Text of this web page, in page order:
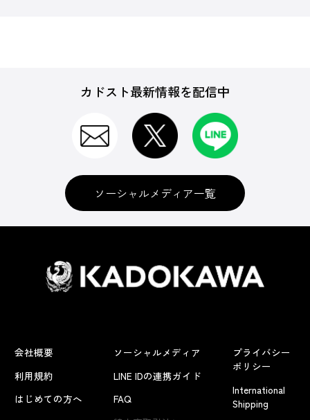
カドスト最新情報を配信中
ソーシャルメディア一覧
会社概要
利用規約
はじめての方へ
ソーシャルメディア
LINE IDの連携ガイド
FAQ
プライバシー
ポリシー
International
Shipping